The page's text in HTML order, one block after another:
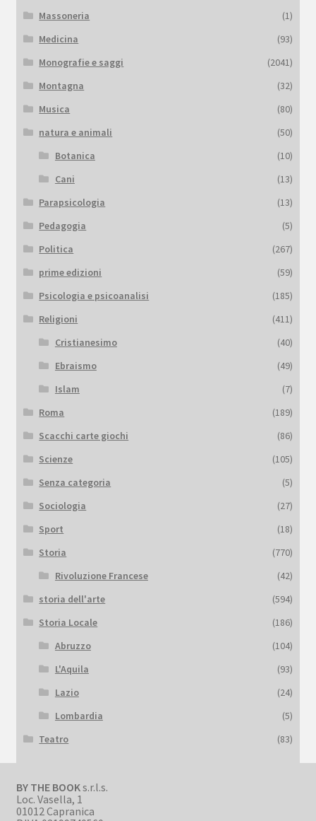
Massoneria
(1)
Medicina
(93)
Monografie e saggi
(2041)
Montagna
(32)
Musica
(80)
natura e animali
(50)
Botanica
(10)
Cani
(13)
Parapsicologia
(13)
Pedagogia
(5)
Politica
(267)
prime edizioni
(59)
Psicologia e psicoanalisi
(185)
Religioni
(411)
Cristianesimo
(40)
Ebraismo
(49)
Islam
(7)
Roma
(189)
Scacchi carte giochi
(86)
Scienze
(105)
Senza categoria
(5)
Sociologia
(27)
Sport
(18)
Storia
(770)
Rivoluzione Francese
(42)
storia dell'arte
(594)
Storia Locale
(186)
Abruzzo
(104)
L'Aquila
(93)
Lazio
(24)
Lombardia
(5)
Teatro
(83)
BY THE BOOKs.r.l.s.
Loc. Vasella, 1
01012 Capranica